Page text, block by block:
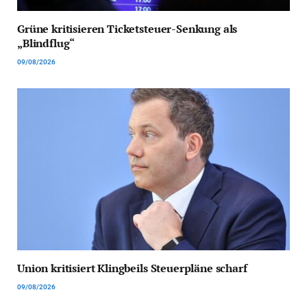
Grüne kritisieren Ticketsteuer-Senkung als
„Blindflug“
09/08/2026
Union kritisiert Klingbeils Steuerpläne scharf
09/08/2026